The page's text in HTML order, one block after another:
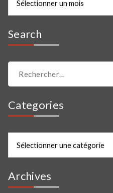
Search
pour :
Categories
Archives